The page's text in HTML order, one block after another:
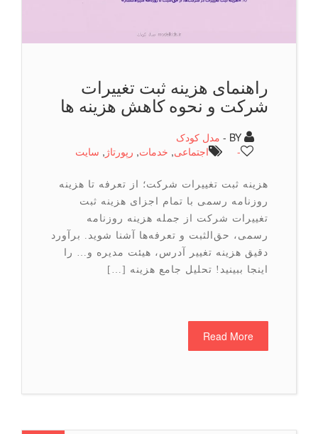
راهنمای هزینه ثبت تغییرات
شرکت و نحوه کاهش هزینه ها
مدل کودک
اجتماعی,خدمات, رپورتاژ, سایت
هزینه ثبت تغییرات شرکت؛ از تعرفه تا هزینه
روزنامه رسمی با تمام اجزای هزینه ثبت
تغییرات شرکت از جمله هزینه روزنامه
رسمی، حق‌الثبت و تعرفه‌ها آشنا شوید. برآورد
دقیق هزینه تغییر آدرس، هیئت مدیره و… را
اینجا ببینید! تحلیل جامع هزینه […]
Read More